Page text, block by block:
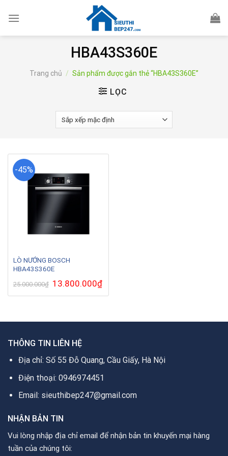
HBA43S360E
Trang chủ / Sản phẩm được gắn thẻ “HBA43S360E”
LỌC
-45%
LÒ NƯỚNG BOSCH
HBA43S360E
25.000.000₫ Giá
gốc
là:
13.800.000₫Giá
hiện
tại
THÔNG TIN LIÊN HỆ
Địa chỉ: Số 55 Đỗ Quang, Cầu Giấy, Hà Nội
Điện thoại: 0946974451
Email: sieuthibep247@gmail.com
NHẬN BẢN TIN
Vui lòng nhập địa chỉ email để nhận bản tin khuyến mại hàng
tuần của chúng tôi: